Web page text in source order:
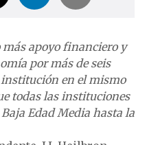
más apoyo financiero y
por más de seis
en el mismo
todas las instituciones
Edad Media hasta la